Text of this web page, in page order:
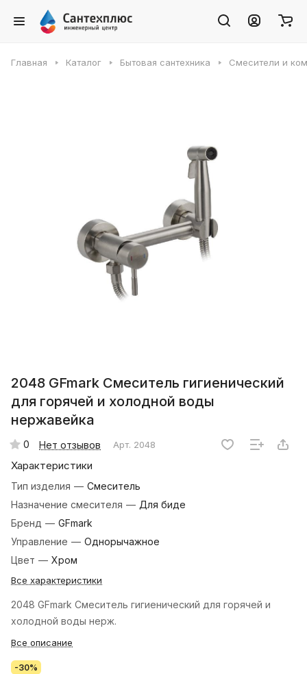
Главная Каталог Бытовая сантехника Смесители и
2048 GFmark Смеситель гигиенический
для горячей и холодной воды
нержавейка
0 Нет отзывов Арт. 2048
Характеристики
Тип изделия — Смеситель
Назначение смесителя — Для биде
Бренд — GFmark
Управление — Однорычажное
Цвет — Хром
Все характеристики
2048 GFmark Смеситель гигиенический для горячей и
холодной воды нерж.
Все описание
-30%